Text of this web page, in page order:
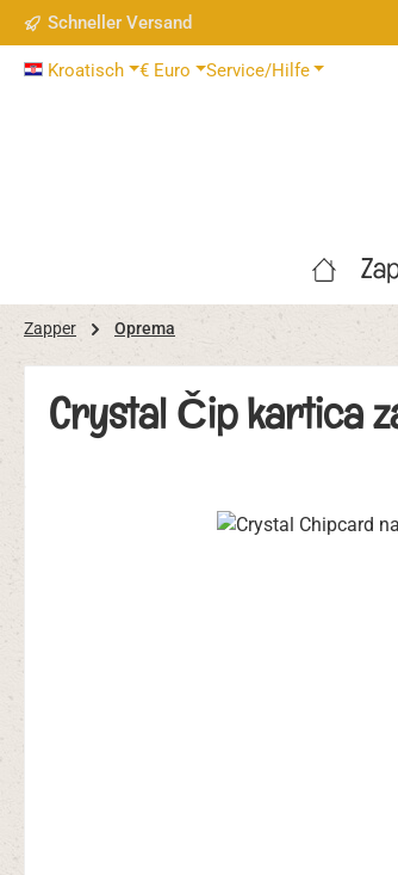
Hauptinhalt springen
Zur Suche springen
Zur Hauptnavigation springen
Schneller Versand
Kroatisch € Euro Service/Hilfe
Zapper Oprema
Crystal Čip kartica
Bildergalerie überspringen